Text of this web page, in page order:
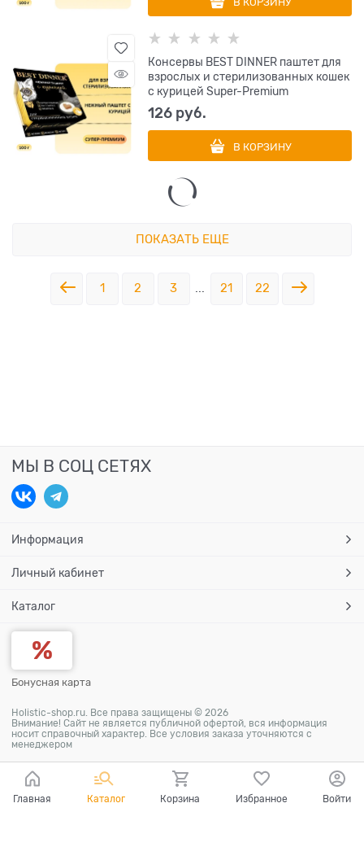
Консервы BEST DINNER паштет для
взрослых и стерилизованных кошек
с курицей Super-Premium
126 руб.
В КОРЗИНУ
ПОКАЗАТЬ ЕЩЕ
1 2 3 ... 21 22
МЫ В СОЦ СЕТЯХ
Информация
Личный кабинет
Каталог
Бонусная карта
Holistic-shop.ru. Все права защищены © 2026
Внимание! Сайт не является публичной офертой, вся информация
носит справочный характер. Все условия заказа уточняются с
менеджером
Главная Каталог Корзина Избранное Войти